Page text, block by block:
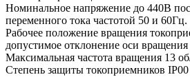
Номинальное напряжение до 440В
переменного тока частотой 50 и 60Гц.
Рабочее положение вращения
допустимое отклонение оси
Максимальная частота вращения 13
Степень защиты токоприемников